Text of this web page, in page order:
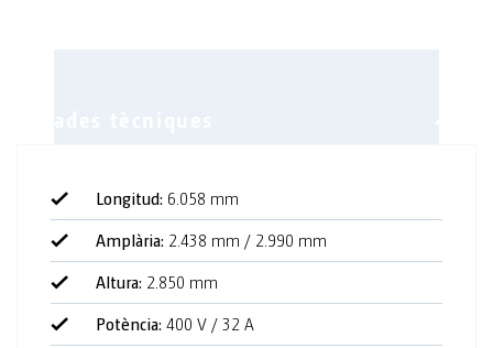
Longitud: 6.058 mm
Amplària: 2.438 mm / 2.990 mm
Altura: 2.850 mm
Potència: 400 V / 32 A
3 lavabos de dones i 1 d'homes
4 urinaris
3 lavabos
2 escalfadors de 2 kW